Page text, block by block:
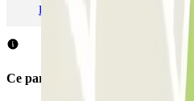
Parking Aéroport Barcelone
Ce parking ne permet pas de